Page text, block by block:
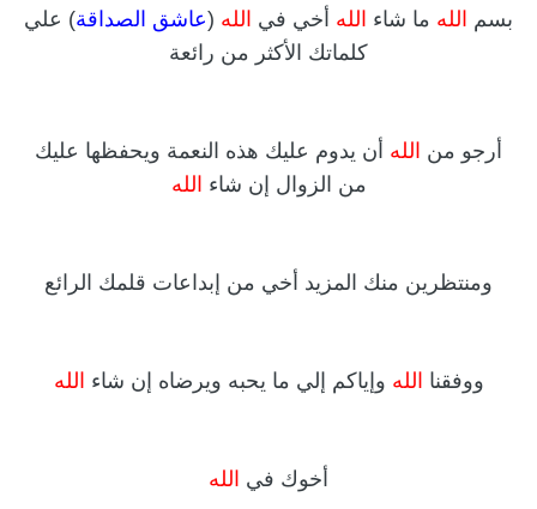
بسم اللهما شاء اللهأخي في الله( عاشق الصداقة) علي
كلماتك الأكثر من رائعة
أرجو من اللهأن يدوم عليك هذه النعمة ويحفظها عليك
من الزوال إن شاء الله
ومنتظرين منك المزيد أخي من إبداعات قلمك الرائع
ووفقنا اللهوإياكم إلي ما يحبه ويرضاه إن شاء الله
أخوك في الله